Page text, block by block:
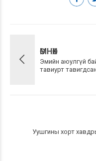
ӨМНӨХ
Эмийн аюулгүй
тавиурт
Уушгины хорт